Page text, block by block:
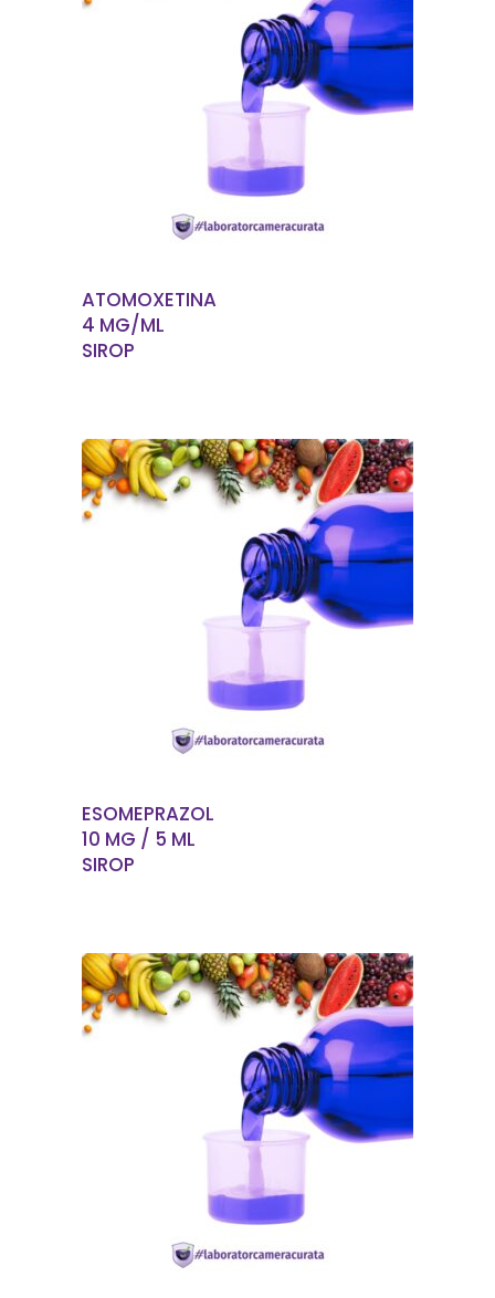
EN SAVOIR PLUS
ATOMOXETINA
4 MG/ML
SIROP
EN SAVOIR PLUS
ESOMEPRAZOL
10 MG / 5 ML
SIROP
EN SAVOIR PLUS